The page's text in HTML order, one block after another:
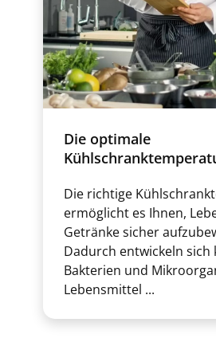
Die optimale
Die richtige
ermöglicht es Ihnen,
Getränke sicher
Dadurch entwickeln sich
Bakterien und
Lebensmittel ...